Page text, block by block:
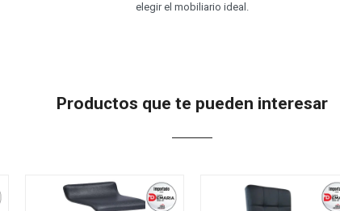
elegir el mobiliario ideal.
Productos que te pueden interesar